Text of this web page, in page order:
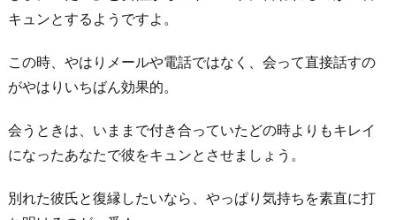
キュンとするようですよ。
この時、やはりメールや電話ではなく、会って直接話すの
がやはりいちばん効果的。
会うときは、いままで付き合っていたどの時よりもキレイ
になったあなたで彼をキュンとさせましょう。
別れた彼氏と復縁したいなら、やっぱり気持ちを素直に打